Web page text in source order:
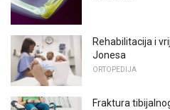
Rehabilitacija i
Jonesa
ORTOPEDIJA
Fraktura